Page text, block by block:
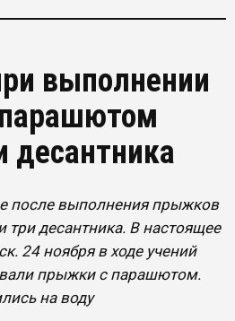
выполнении
десантника
после выполнения прыжков
десантника. В настоящее
24 ноября в ходе учений
прыжки с парашютом.
на воду